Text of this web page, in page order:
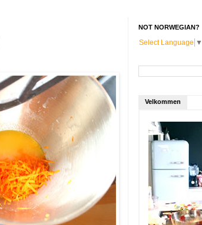
NOT NORWEGIAN?
Select Language ▼
Velkommen